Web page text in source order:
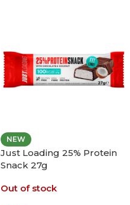
NEW
Just Loading 25% Protein
Snack 27g
Out of stock